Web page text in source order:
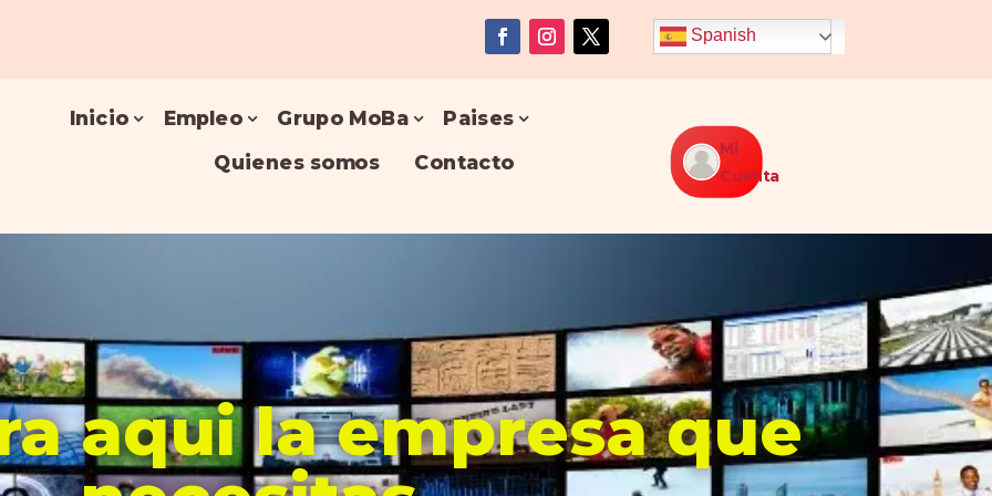
Spanish
Inicio Empleo Grupo MoBa
Paises
Quienes somos
Contacto
Mi
Cuenta
aqui la empresa que